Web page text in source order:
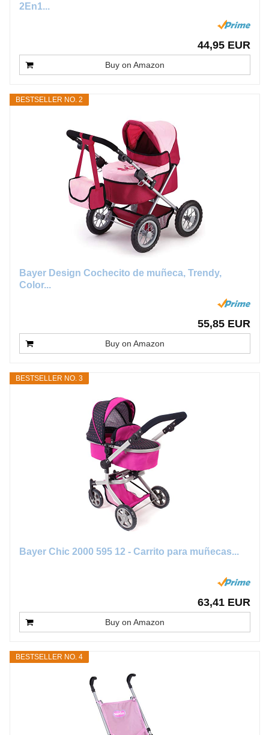
2En1...
44,95 EUR
Buy on Amazon
BESTSELLER NO. 2
Bayer Design Cochecito de muñeca, Trendy,
Color...
55,85 EUR
Buy on Amazon
BESTSELLER NO. 3
Bayer Chic 2000 595 12 - Carrito para muñecas...
63,41 EUR
Buy on Amazon
BESTSELLER NO. 4